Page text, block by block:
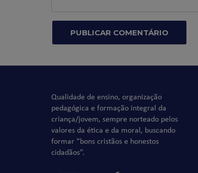
Qualidade de ensino, organização
pedagógica e formação integral da
criança/jovem, sempre norteado pelos
valores da ética e da moral, buscando
formar “bons cristãos e honestos
cidadãos”.